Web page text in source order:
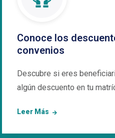
Conoce los
convenios
Descubre si eres
algún descuento en tu
Leer Más